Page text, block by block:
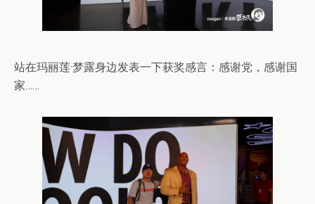
站在玛丽莲·梦露身边发表一下获奖感言：感谢党，感谢国
家……